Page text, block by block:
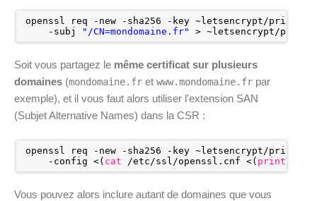
openssl req -new -sha256 -key ~letsencrypt/private/
-subj
"/CN=mondomaine.fr" > ~letsencrypt/
Soit vous partagez le même certificat sur plusieurs
domaines (mondomaine.fr et www.mondomaine.fr par
exemple), et il vous faut alors utiliser l'extension SAN
(Subjet Alternative Names) dans la CSR :
openssl req -new -sha256 -key ~letsencrypt/private/
-config <( cat /etc/ssl/openssl .cnf <( printf
Vous pouvez alors inclure autant de domaines que vous